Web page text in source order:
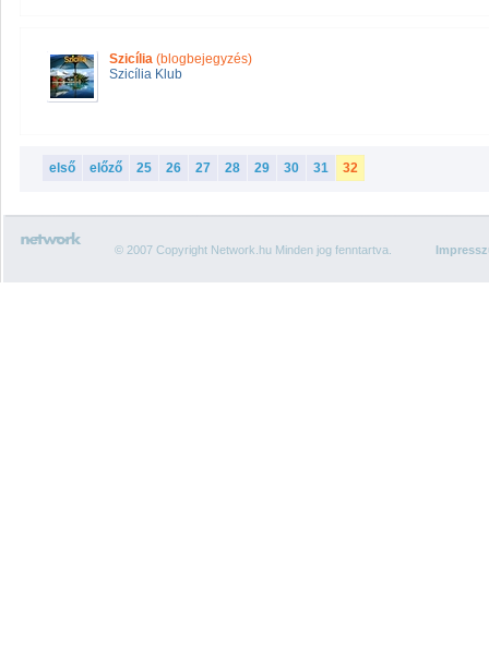
Szicília (blogbejegyzés)
Szicília Klub
első előző 25 26 27 28 29 30 31 32
© 2007 Copyright Network.hu Minden jog fenntartva.